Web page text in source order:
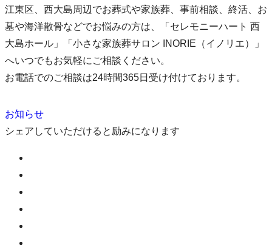
江東区、西大島周辺でお葬式や家族葬、事前相談、終活、お
墓や海洋散骨などでお悩みの方は、「セレモニーハート 西
大島ホール」「小さな家族葬サロン INORIE（イノリエ）」
へいつでもお気軽にご相談ください。
お電話でのご相談は24時間365日受け付けております。
お知らせ
シェアしていただけると励みになります